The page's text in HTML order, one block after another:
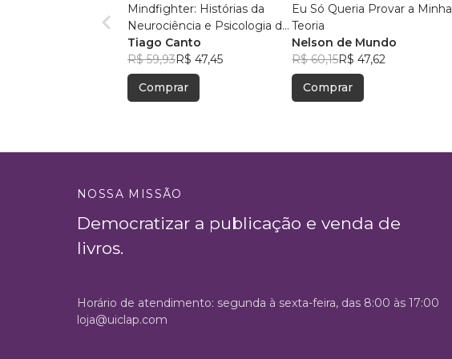
Mindfighter: Histórias da
Neurociência e Psicologia do
Esporte para Lutas
Tiago Canto
R$ 59,93R$ 47,45
Comprar
Eu Só Queria Provar a Minha
Teoria
Nelson de Mundo
R$ 60,15R$ 47,62
Comprar
NOSSA MISSÃO
Democratizar a publicação e venda de
livros.
Horário de atendimento: segunda à sexta-feira, das 8:00 às 17:00
loja@uiclap.com